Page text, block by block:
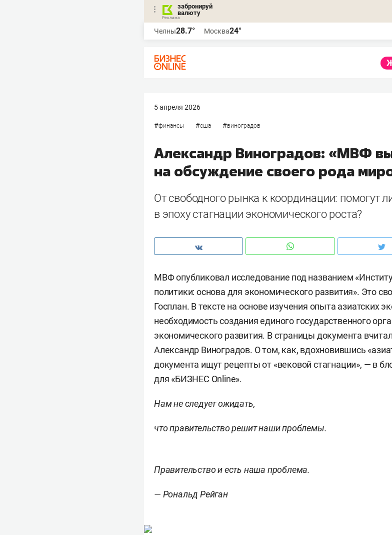
забронируй
валюту
Челны28.7° Москва24°
5 апреля 2026
#финансы #сша #виноградов
Александр Виноградов: «МВФ
на обсуждение своего рода
От свободного рынка к координации: помогут
в эпоху стагнации экономического роста?
МВФ опубликовал исследование под названием
политики: основа для экономического развития». Это
Госплан. В тексте на основе изучения опыта азиатских
необходимость создания единого государственного
экономического развития. В страницы документа
Александр Виноградов. О том, как, вдохновившись
документа ищут рецепты от «вековой стагнации», — в
для «БИЗНЕС Online».
Нам не следует ожидать,
что правительство решит наши проблемы.
Правительство и есть наша проблема.
— Рональд Рейган